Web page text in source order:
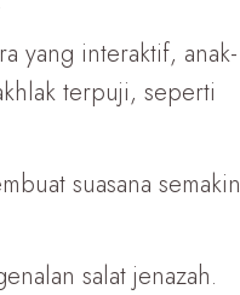
yang interaktif, anak-
terpuji, seperti
suasana semakin
salat jenazah.